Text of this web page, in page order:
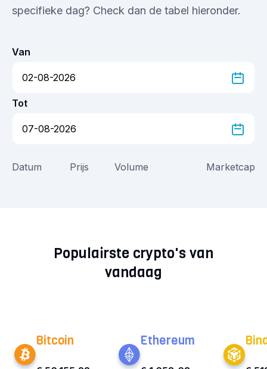
specifieke dag? Check dan de tabel hieronder.
Van
Tot
Datum Prijs Volume Marketcap
Populairste crypto's van
vandaag
Bitcoin Ethereum